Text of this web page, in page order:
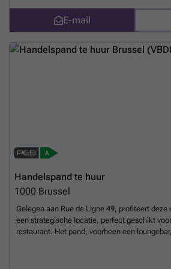
steenworp afstand van de metro en talrijke
omgeven door talrijke snackbars/restaurants
bedrijven. Een uniek pand in Brussel!
voorheffing: 40 €/m²/jaar - Gewestelijke
Gemeentelijke belastingen: 17,50 €/m²/jaar -
E-mail
Handelspand te huur
1000 Brussel
Gelegen aan Rue de Ligne 49, profiteert
een strategische locatie, perfect geschikt
restaurant. Het pand, voorheen een
deze populaire ontmoetingsplek nieuw leven
omgeving versterkt het potentieel van de